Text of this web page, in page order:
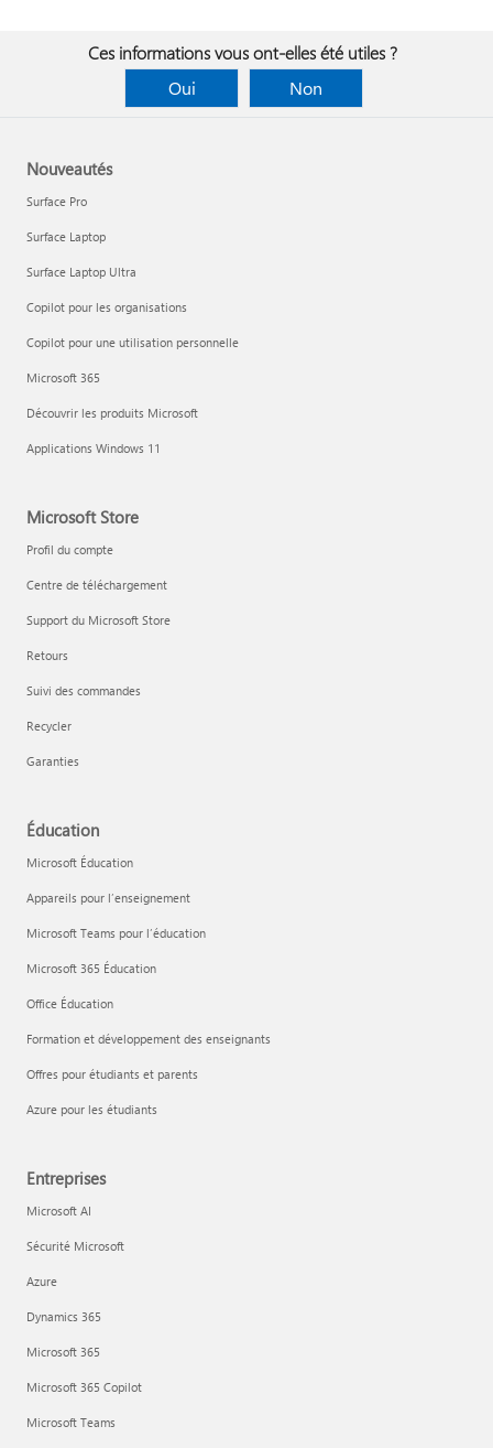
Ces informations vous ont-elles été utiles ?
Oui
Non
Nouveautés
Surface Pro
Surface Laptop
Surface Laptop Ultra
Copilot pour les organisations
Copilot pour une utilisation personnelle
Microsoft 365
Découvrir les produits Microsoft
Applications Windows 11
Microsoft Store
Profil du compte
Centre de téléchargement
Support du Microsoft Store
Retours
Suivi des commandes
Recycler
Garanties
Éducation
Microsoft Éducation
Appareils pour l’enseignement
Microsoft Teams pour l’éducation
Microsoft 365 Éducation
Office Éducation
Formation et développement des enseignants
Offres pour étudiants et parents
Azure pour les étudiants
Entreprises
Microsoft AI
Sécurité Microsoft
Azure
Dynamics 365
Microsoft 365
Microsoft 365 Copilot
Microsoft Teams